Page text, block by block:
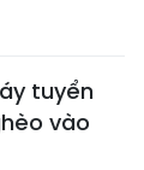
tuyển
vào